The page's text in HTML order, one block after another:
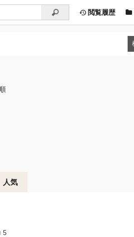
閲覧履歴
人気
5